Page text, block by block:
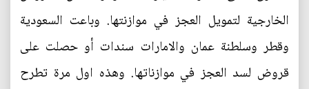
الخارجية لتمويل العجز في موازنتها. وباعت السعودية
وقطر وسلطنة عمان والامارات سندات أو حصلت على
قروض لسد العجز في موازناتها. وهذه اول مرة تطرح